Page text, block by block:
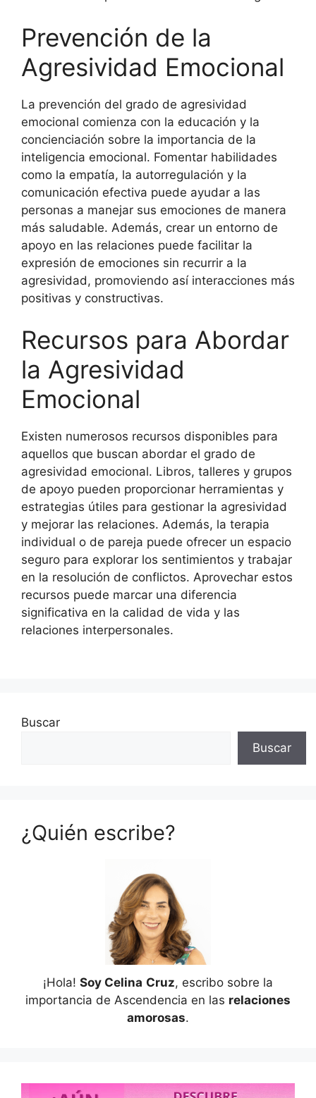
Prevención de la
Agresividad Emocional
La prevención del grado de agresividad
emocional comienza con la educación y la
concienciación sobre la importancia de la
inteligencia emocional. Fomentar habilidades
como la empatía, la autorregulación y la
comunicación efectiva puede ayudar a las
personas a manejar sus emociones de manera
más saludable. Además, crear un entorno de
apoyo en las relaciones puede facilitar la
expresión de emociones sin recurrir a la
agresividad, promoviendo así interacciones más
positivas y constructivas.
Recursos para Abordar
la Agresividad
Emocional
Existen numerosos recursos disponibles para
aquellos que buscan abordar el grado de
agresividad emocional. Libros, talleres y grupos
de apoyo pueden proporcionar herramientas y
estrategias útiles para gestionar la agresividad
y mejorar las relaciones. Además, la terapia
individual o de pareja puede ofrecer un espacio
seguro para explorar los sentimientos y trabajar
en la resolución de conflictos. Aprovechar estos
recursos puede marcar una diferencia
significativa en la calidad de vida y las
relaciones interpersonales.
Buscar
Buscar
¿Quién escribe?
¡Hola! Soy Celina Cruz, escribo sobre la
importancia de Ascendencia en las relaciones
amorosas.